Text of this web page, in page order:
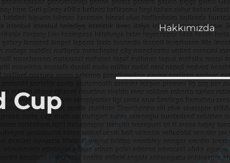
Hakkımızda
Cup